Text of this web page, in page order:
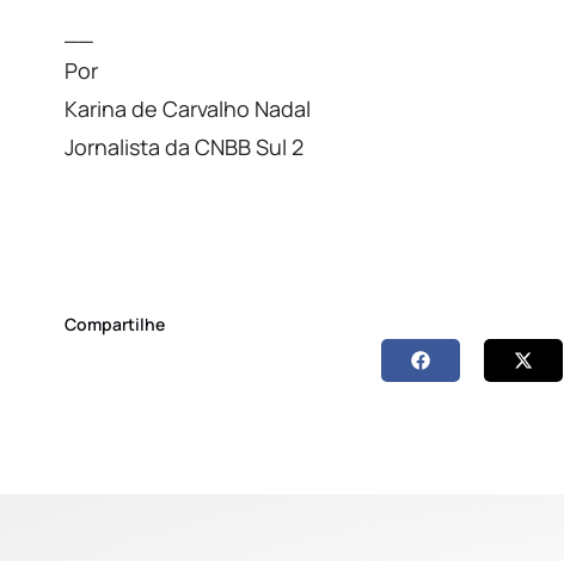
Por
Karina de Carvalho Nadal
Jornalista da CNBB Sul 2
Compartilhe